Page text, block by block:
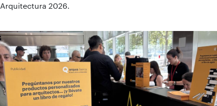
Arquitectura 2026.